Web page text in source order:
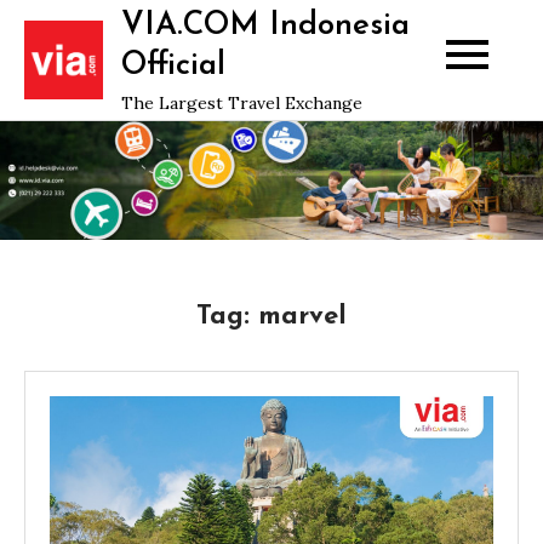
Skip
content
VIA.COM Indonesia
Official
The Largest Travel Exchange
Tag: marvel